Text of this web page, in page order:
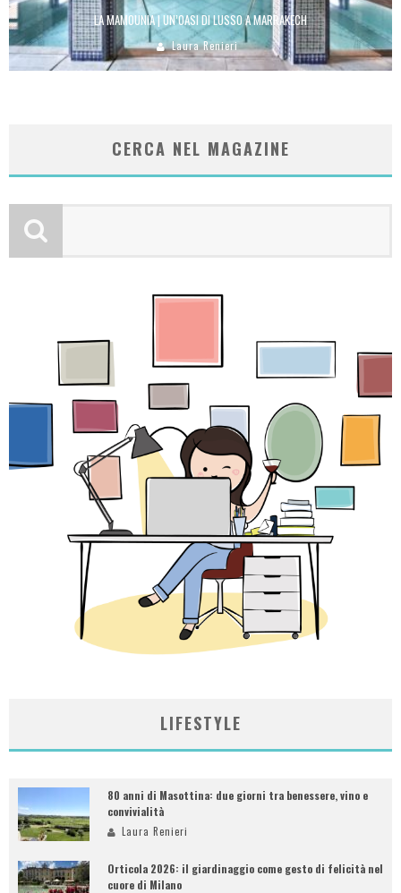
LA MAMOUNIA | UN’OASI DI LUSSO A MARRAKECH
Laura Renieri
CERCA NEL MAGAZINE
LIFESTYLE
80 anni di Masottina: due giorni tra benessere, vino e
convivialità
Laura Renieri
Orticola 2026: il giardinaggio come gesto di felicità nel
cuore di Milano